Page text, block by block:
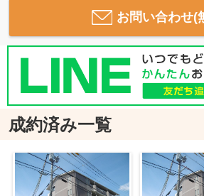
お問い合わせ(
成約済み一覧